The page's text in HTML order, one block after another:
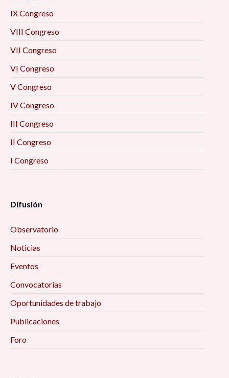
IX Congreso
VIII Congreso
VII Congreso
VI Congreso
V Congreso
IV Congreso
III Congreso
II Congreso
I Congreso
Difusión
Observatorio
Noticias
Eventos
Convocatorias
Oportunidades de trabajo
Publicaciones
Foro